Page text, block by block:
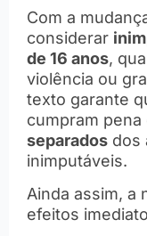
Com a
considerar
de 16 anos,
violência ou
texto garante
cumpram pena
separados dos
inimputáveis.
Ainda assim, a
efeitos